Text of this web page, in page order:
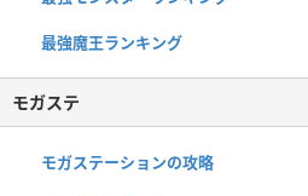
最強魔王ランキング
モガステ
モガステーションの攻略